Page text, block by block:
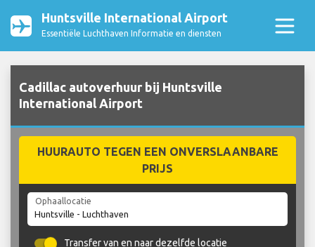
Huntsville International Airport
Essentiële Luchthaven Informatie en diensten
Cadillac autoverhuur bij Huntsville
International Airport
HUURAUTO TEGEN EEN ONVERSLAANBARE
PRIJS
Ophaallocatie
Transfer van en naar dezelfde locatie